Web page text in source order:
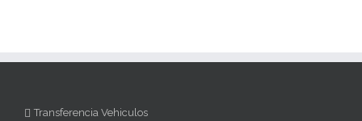
Transferencia Vehiculos